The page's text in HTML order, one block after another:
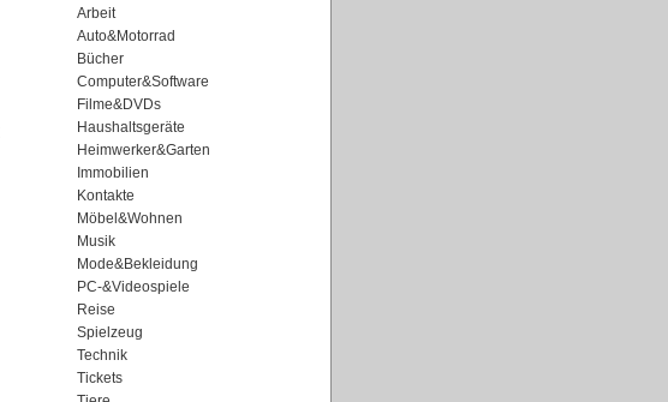
Arbeit
Auto&Motorrad
Bücher
Computer&Software
Filme&DVDs
Haushaltsgeräte
Heimwerker&Garten
Immobilien
Kontakte
Möbel&Wohnen
Musik
Mode&Bekleidung
PC-&Videospiele
Reise
Spielzeug
Technik
Tickets